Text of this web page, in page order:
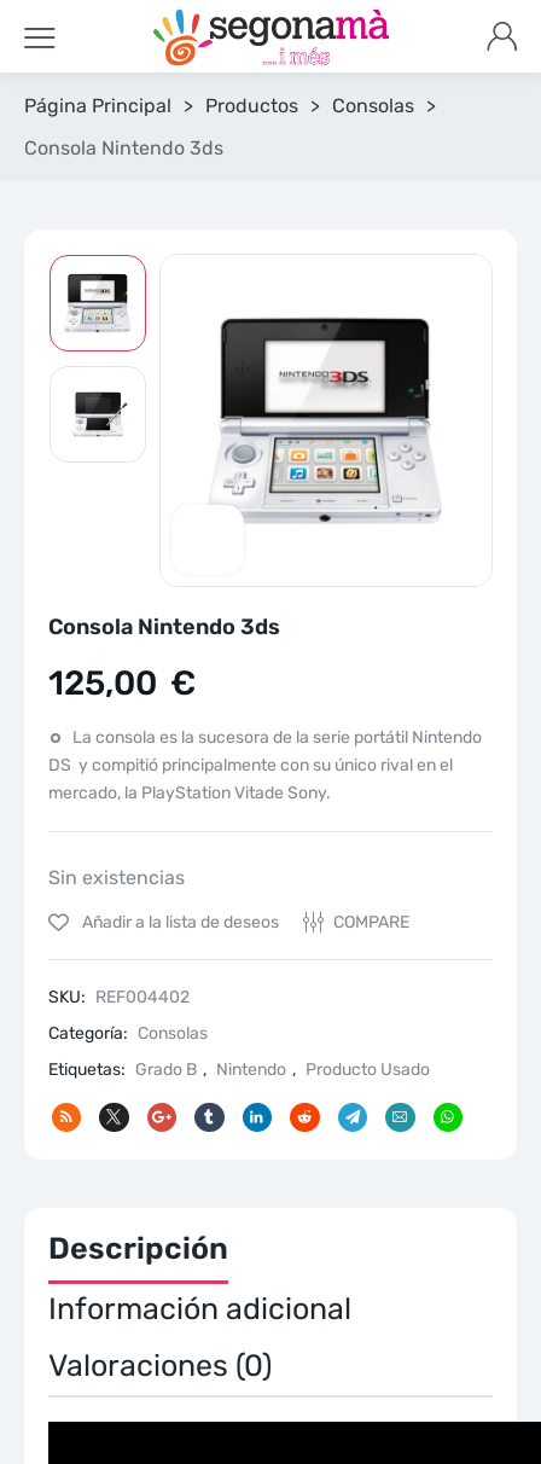
Página Principal > Productos > Consolas >
Consola Nintendo 3ds
Consola Nintendo 3ds
125,00 €
La consola es la sucesora de la serie portátil Nintendo
DS y compitió principalmente con su único rival en el
mercado, la PlayStation Vitade Sony.​
Sin existencias
Añadir a la lista de deseos COMPARE
SKU: REF004402
Categoría: Consolas
Etiquetas: Grado B , Nintendo , Producto Usado
Descripción
Información adicional
Valoraciones (0)